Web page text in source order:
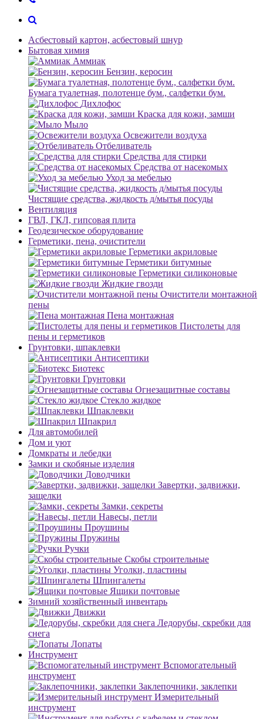
Асбестовый картон, асбестовый шнур
Бытовая химия
Аммиак
Бензин, керосин
Бумага туалетная, полотенце бум., салфетки бум.
Дихлофос
Краска для кожи, замши
Мыло
Освежители воздуха
Отбеливатель
Средства для стирки
Средства от насекомых
Уход за мебелью
Чистящие средства, жидкость д/мытья посуды
Вентиляция
ГВЛ, ГКЛ, гипсовая плита
Геодезическое оборудование
Герметики, пена, очистители
Герметики акриловые
Герметики битумные
Герметики силиконовые
Жидкие гвозди
Очистители монтажной
пены
Пена монтажная
Пистолеты для
пены и герметиков
Грунтовки, шпаклевки
Антисептики
Биотекс
Грунтовки
Огнезащитные составы
Стекло жидкое
Шпаклевки
Шпакрил
Для автомобилей
Дом и уют
Домкраты и лебедки
Замки и скобяные изделия
Доводчики
Завертки, задвижки,
защелки
Замки, секреты
Навесы, петли
Проушины
Пружины
Ручки
Скобы строительные
Уголки, пластины
Шпингалеты
Ящики почтовые
Зимний хозяйственный инвентарь
Движки
Ледорубы, скребки для
снега
Лопаты
Инструмент
Вспомогательный
инструмент
Заклепочники, заклепки
Измерительный
инструмент